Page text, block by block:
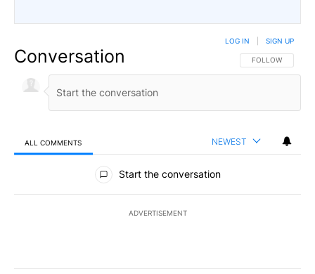
Conversation FOLLOW THIS
FOLLOW
LOG IN SIGN UP
ALL COMMENTS NEWEST
All Comments
Start the conversation
ADVERTISEMENT